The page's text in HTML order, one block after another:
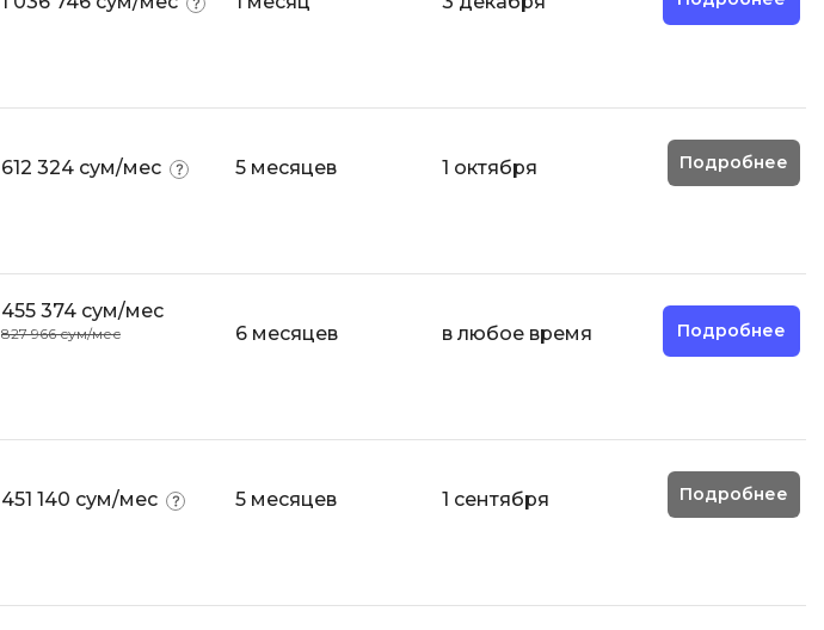
612 324 сум/мес 5 месяцев 1 октября Подробнее
455 374 сум/мес
827 966 сум/мес 6 месяцев в любое время Подробнее
451 140 сум/мес 5 месяцев 1 сентября Подробнее
А
PostgreSQL
Администрирование Windows
Фреймворк Node.js
Фреймворк Vue.js